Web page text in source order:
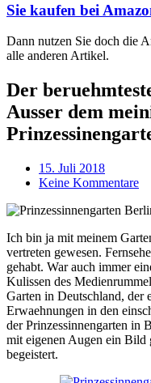
Sie kaufen bei
Dann nutzen Sie doch die
alle anderen Artikel.
Der
Ausser dem
15. Juli 2018
Keine Kommentare
Ich bin ja mit meinem
vertreten gewesen.
gehabt. War auch immer
Kulissen des
Garten in Deutschland, der
Erwaehnungen in den
der Prinzessinnengarten in
mit eigenen Augen ein Bild
begeistert.